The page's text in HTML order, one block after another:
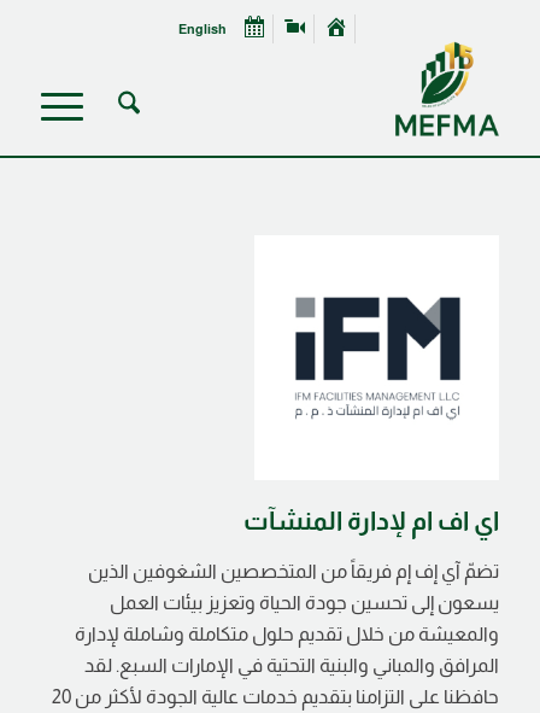
English
اي اف ام لإدارة المنشآت
تضمّ آي إف إم فريقاً من المتخصصين الشغوفين الذين
يسعون إلى تحسين جودة الحياة وتعزيز بيئات العمل
والمعيشة من خلال تقديم حلول متكاملة وشاملة لإدارة
المرافق والمباني والبنية التحتية في الإمارات السبع. لقد
حافظنا على التزامنا بتقديم خدمات عالية الجودة لأكثر من 20